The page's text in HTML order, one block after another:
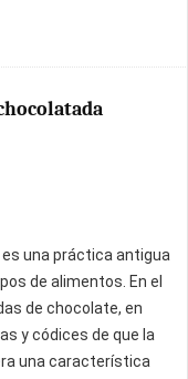
una práctica antigua
de alimentos. En el
de chocolate, en
y códices de que la
una característica